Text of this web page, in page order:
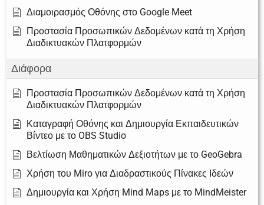
Διαμοιρασμός Οθόνης στο Google Meet
Προστασία Προσωπικών Δεδομένων κατά τη Χρήση
Διαδικτυακών Πλατφορμών
Διάφορα
Προστασία Προσωπικών Δεδομένων κατά τη Χρήση
Διαδικτυακών Πλατφορμών
Καταγραφή Οθόνης και Δημιουργία Εκπαιδευτικών
Βίντεο με το OBS Studio
Βελτίωση Μαθηματικών Δεξιοτήτων με το GeoGebra
Χρήση του Miro για Διαδραστικούς Πίνακες Ιδεών
Δημιουργία και Χρήση Mind Maps με το MindMeister